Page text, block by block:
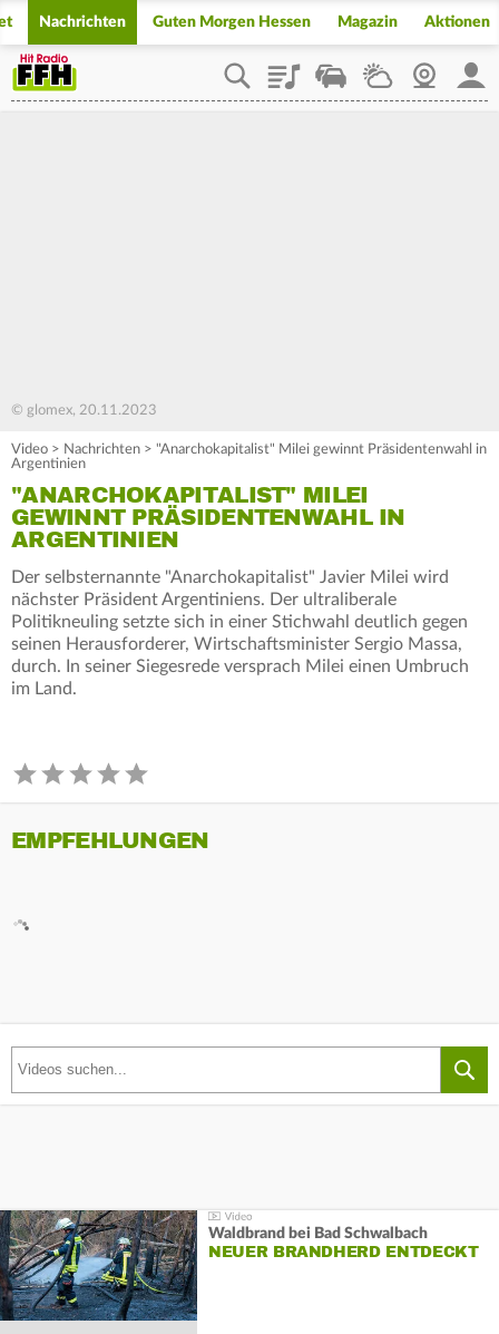
Nachrichten Guten Morgen Hessen Magazin Aktionen
PlaylistStaupilotWetterWebcam
© glomex, 20.11.2023
Video > Nachrichten > "Anarchokapitalist" Milei gewinnt Präsidentenwahl in
Argentinien
"ANARCHOKAPITALIST" MILEI
GEWINNT PRÄSIDENTENWAHL IN
ARGENTINIEN
Der selbsternannte "Anarchokapitalist" Javier Milei wird
nächster Präsident Argentiniens. Der ultraliberale
Politikneuling setzte sich in einer Stichwahl deutlich gegen
seinen Herausforderer, Wirtschaftsminister Sergio Massa,
durch. In seiner Siegesrede versprach Milei einen Umbruch
im Land.
EMPFEHLUNGEN
Waldbrand bei Bad Schwalbach
NEUER BRANDHERD ENTDECKT